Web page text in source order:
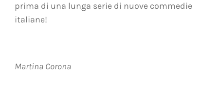
prima di una lunga serie di nuove commedie
italiane!
Martina Corona